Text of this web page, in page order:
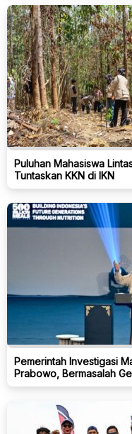
Puluhan Mahasiswa
Tuntaskan KKN di IKN
Pemerintah Investigasi
Prabowo, Bermasalah